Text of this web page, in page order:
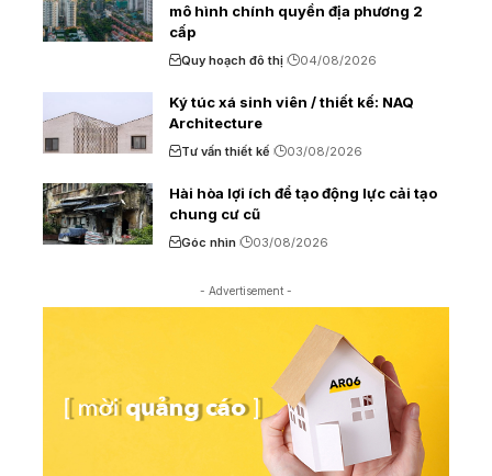
mô hình chính quyền địa phương 2
cấp
Quy hoạch đô thị 04/08/2026
Ký túc xá sinh viên / thiết kế: NAQ
Architecture
Tư vấn thiết kế 03/08/2026
Hài hòa lợi ích để tạo động lực cải tạo
chung cư cũ
Góc nhìn 03/08/2026
- Advertisement -